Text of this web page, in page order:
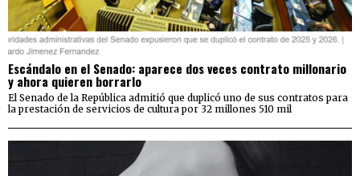
Escándalo en el Senado: aparece dos veces contrato millonario
y ahora quieren borrarlo
El Senado de la República admitió que duplicó uno de sus contratos para
la prestación de servicios de cultura por 32 millones 510 mil